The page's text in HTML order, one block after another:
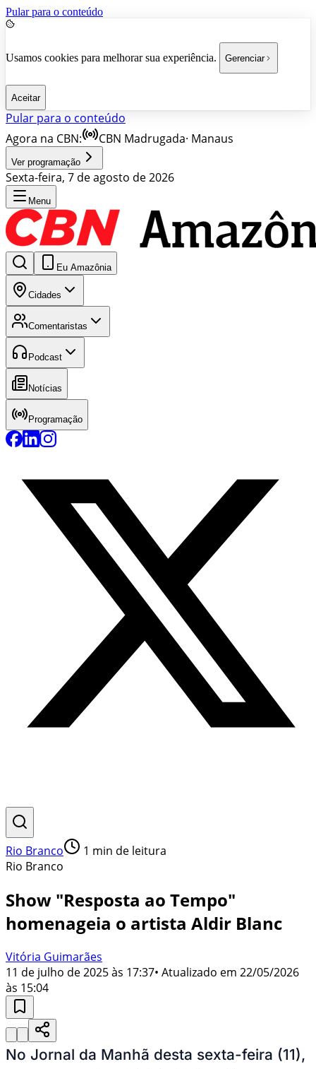
Pular para o conteúdo
Usamos cookies para melhorar sua experiência. Gerenciar
Aceitar
Pular para o conteúdo
Agora na CBN:
CBN Madrugada· Manaus
Ver programação
Sexta-feira, 7 de agosto de 2026
Menu
Eu Amazônia
Cidades
Comentaristas
Podcast
Notícias
Programação
Rio Branco 1 min de leitura
Rio Branco
Show "Resposta ao Tempo"
homenageia o artista Aldir Blanc
Vitória Guimarães
11 de julho de 2025 às 17:37• Atualizado em 22/05/2026
às 15:04
No Jornal da Manhã desta sexta-feira (11),